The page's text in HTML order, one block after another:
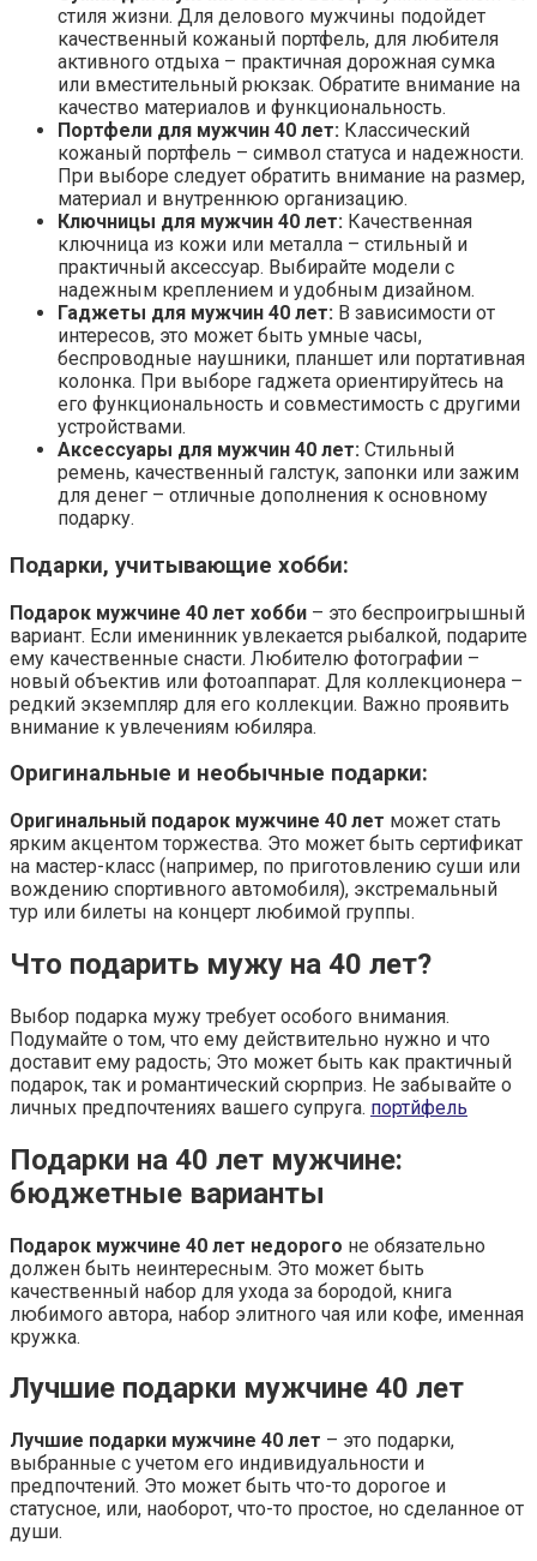
стиля жизни. Для делового мужчины подойдет
качественный кожаный портфель, для любителя
активного отдыха – практичная дорожная сумка
или вместительный рюкзак. Обратите внимание на
качество материалов и функциональность.
Портфели для мужчин 40 лет: Классический
кожаный портфель – символ статуса и надежности.
При выборе следует обратить внимание на размер,
материал и внутреннюю организацию.
Ключницы для мужчин 40 лет: Качественная
ключница из кожи или металла – стильный и
практичный аксессуар. Выбирайте модели с
надежным креплением и удобным дизайном.
Гаджеты для мужчин 40 лет: В зависимости от
интересов, это может быть умные часы,
беспроводные наушники, планшет или портативная
колонка. При выборе гаджета ориентируйтесь на
его функциональность и совместимость с другими
устройствами.
Аксессуары для мужчин 40 лет: Стильный
ремень, качественный галстук, запонки или зажим
для денег – отличные дополнения к основному
подарку.
Подарки, учитывающие хобби:
Подарок мужчине 40 лет хобби – это беспроигрышный
вариант. Если именинник увлекается рыбалкой, подарите
ему качественные снасти. Любителю фотографии –
новый объектив или фотоаппарат. Для коллекционера –
редкий экземпляр для его коллекции. Важно проявить
внимание к увлечениям юбиляра.
Оригинальные и необычные подарки:
Оригинальный подарок мужчине 40 лет может стать
ярким акцентом торжества. Это может быть сертификат
на мастер-класс (например, по приготовлению суши или
вождению спортивного автомобиля), экстремальный
тур или билеты на концерт любимой группы.
Что подарить мужу на 40 лет?
Выбор подарка мужу требует особого внимания.
Подумайте о том, что ему действительно нужно и что
доставит ему радость; Это может быть как практичный
подарок, так и романтический сюрприз. Не забывайте о
личных предпочтениях вашего супруга. портйфель
Подарки на 40 лет мужчине:
бюджетные варианты
Подарок мужчине 40 лет недорого не обязательно
должен быть неинтересным. Это может быть
качественный набор для ухода за бородой, книга
любимого автора, набор элитного чая или кофе, именная
кружка.
Лучшие подарки мужчине 40 лет
Лучшие подарки мужчине 40 лет – это подарки,
выбранные с учетом его индивидуальности и
предпочтений. Это может быть что-то дорогое и
статусное, или, наоборот, что-то простое, но сделанное от
души.